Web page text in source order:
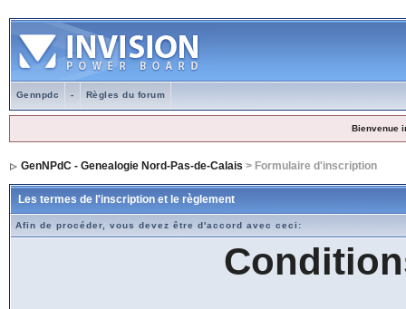
Gennpdc - Règles du forum
Bienvenue
GenNPdC - Genealogie Nord-Pas-de-Calais > Formulaire d'inscription
Les termes de l'inscription et le règlement
Afin de procéder, vous devez être d'accord avec ceci: